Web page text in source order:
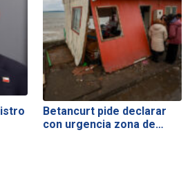
Betancurt pide declarar
con urgencia zona de…